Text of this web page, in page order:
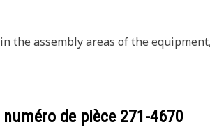
the assembly areas of the
de pièce 271-4670